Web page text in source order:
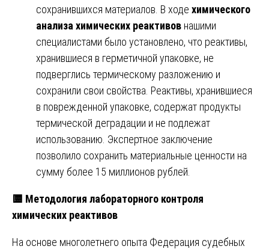
сохранившихся материалов. В ходе химического
анализа химических реактивов нашими
специалистами было установлено, что реактивы,
хранившиеся в герметичной упаковке, не
подверглись термическому разложению и
сохранили свои свойства. Реактивы, хранившиеся
в поврежденной упаковке, содержат продукты
термической деградации и не подлежат
использованию. Экспертное заключение
позволило сохранить материальные ценности на
сумму более 15 миллионов рублей.
🟨 Методология лабораторного контроля
химических реактивов
На основе многолетнего опыта Федерация судебных